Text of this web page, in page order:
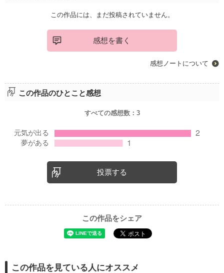
この作品には、まだ投稿されていません。
感想を書く
感想ノートについて
この作品のひとこと感想
すべての感想数： 3
投票する
この作品をシェア
この作品を見ている人にオススメ